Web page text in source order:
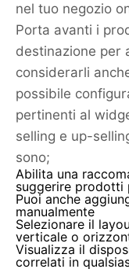
nel tuo negozio
Porta avanti i
destinazione per
considerarli
possibile
pertinenti al
selling e up-
sono;
Abilita una
suggerire prodotti
Puoi anche
manualmente
Selezionare il
verticale o
Visualizza il
correlati in